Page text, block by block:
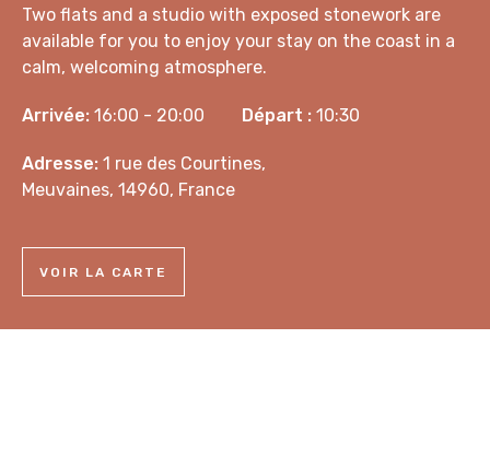
Two flats and a studio with exposed stonework are
available for you to enjoy your stay on the coast in a
calm, welcoming atmosphere.
Arrivée: 16:00 - 20:00 Départ : 10:30
Adresse: 1 rue des Courtines,
Meuvaines, 14960, France
VOIR LA CARTE